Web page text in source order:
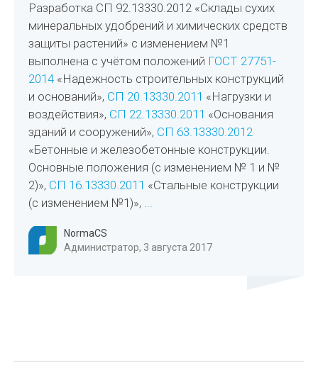
Разработка СП 92.13330.2012 «Склады сухих
минеральных удобрений и химических средств
защиты растений» с изменением №1
выполнена с учётом положений ГОСТ 27751-
2014 «Надежность строительных конструкций
и оснований», СП 20.13330.2011 «Нагрузки и
воздействия», СП 22.13330.2011 «Основания
зданий и сооружений», СП 63.13330.2012
«Бетонные и железобетонные конструкции.
Основные положения (с изменением № 1 и №
2)», СП 16.13330.2011 «Стальные конструкции
(с изменением №1)», ...
NormaCS
Администратор, 3 августа 2017